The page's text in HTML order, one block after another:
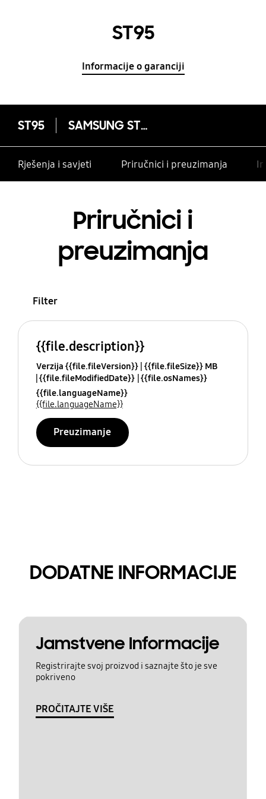
ST95
Informacije o garanciji
ST95 SAMSUNG ST95
Rješenja i savjeti Priručnici i preuzimanja
Priručnici i
preuzimanja
Filter
{{file.description}}
Verzija {{file.fileVersion}} {{file.fileSize}} MB
{{file.fileModifiedDate}} {{file.osNames}}
{{file.languageName}}
{{file.languageName}}
Preuzimanje
DODATNE INFORMACIJE
Jamstvene Informacije
Registrirajte svoj proizvod i saznajte što je sve
pokriveno
PROČITAJTE VIŠE